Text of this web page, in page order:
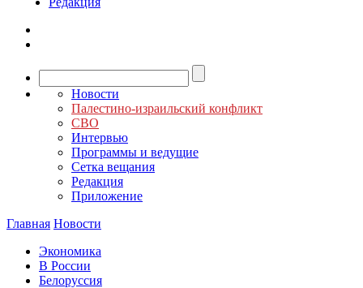
Новости
Палестино-израильский конфликт
СВО
Интервью
Программы и ведущие
Сетка вещания
Редакция
Приложение
Главная Новости
Экономика
В России
Белоруссия